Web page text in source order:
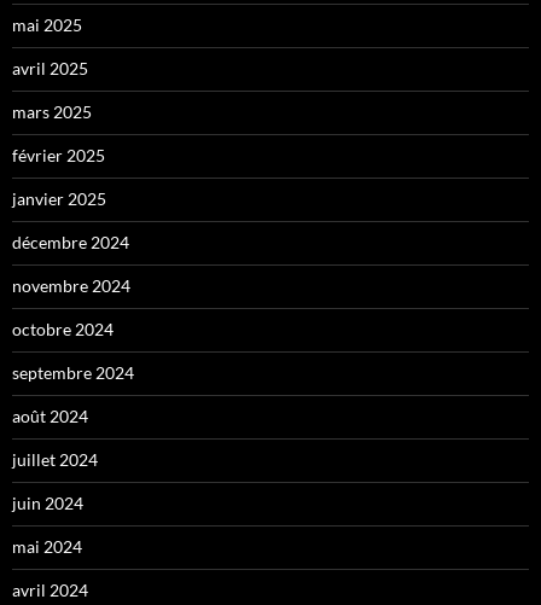
mai 2025
avril 2025
mars 2025
février 2025
janvier 2025
décembre 2024
novembre 2024
octobre 2024
septembre 2024
août 2024
juillet 2024
juin 2024
mai 2024
avril 2024